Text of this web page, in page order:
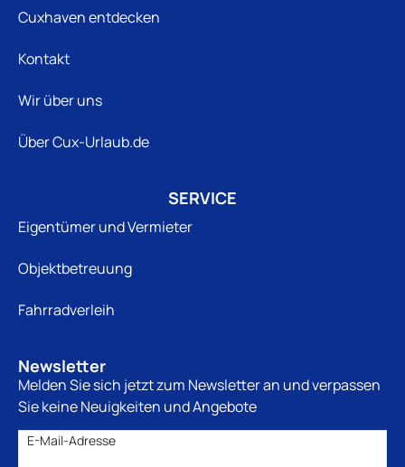
Cuxhaven entdecken
Kontakt
Wir über uns
Über Cux-Urlaub.de
SERVICE
Eigentümer und Vermieter
Objektbetreuung
Fahrradverleih
Newsletter
Melden Sie sich jetzt zum Newsletter an und verpassen
Sie keine Neuigkeiten und Angebote
E-Mail-Adresse